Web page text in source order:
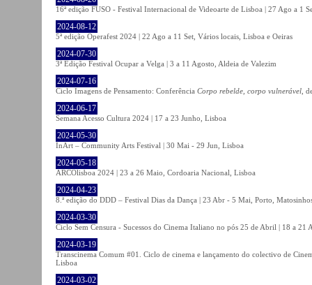
16ª edição FUSO - Festival Internacional de Videoarte de Lisboa | 27 Ago a 1
2024-08-12
5ª edição Operafest 2024 | 22 Ago a 11 Set, Vários locais, Lisboa e Oeiras
2024-07-30
3ª Edição Festival Ocupar a Velga | 3 a 11 Agosto, Aldeia de Valezim
2024-07-16
Ciclo Imagens de Pensamento: Conferência Corpo rebelde, corpo vulnerável ,
2024-06-17
Semana Acesso Cultura 2024 | 17 a 23 Junho, Lisboa
2024-05-30
InArt – Community Arts Festival | 30 Mai - 29 Jun, Lisboa
2024-05-18
ARCOlisboa 2024 | 23 a 26 Maio, Cordoaria Nacional, Lisboa
2024-04-23
8.ª edição do DDD – Festival Dias da Dança | 23 Abr - 5 Mai, Porto,
2024-03-30
Ciclo Sem Censura - Sucessos do Cinema Italiano no pós 25 de Abril | 18 a
2024-03-19
Transcinema Comum #01. Ciclo de cinema e lançamento do colectivo de
Lisboa
2024-03-02